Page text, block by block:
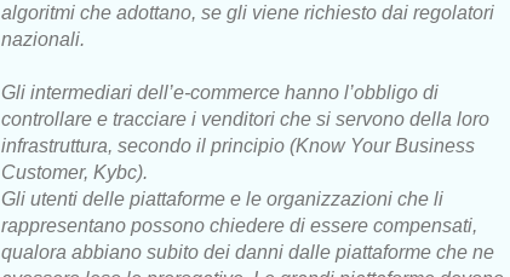
algoritmi che adottano, se gli viene richiesto dai regolatori
nazionali.
Gli intermediari dell’e-commerce hanno l’obbligo di
controllare e tracciare i venditori che si servono della loro
infrastruttura, secondo il principio (Know Your Business
Customer, Kybc).
Gli utenti delle piattaforme e le organizzazioni che li
rappresentano possono chiedere di essere compensati,
qualora abbiano subito dei danni dalle piattaforme che ne